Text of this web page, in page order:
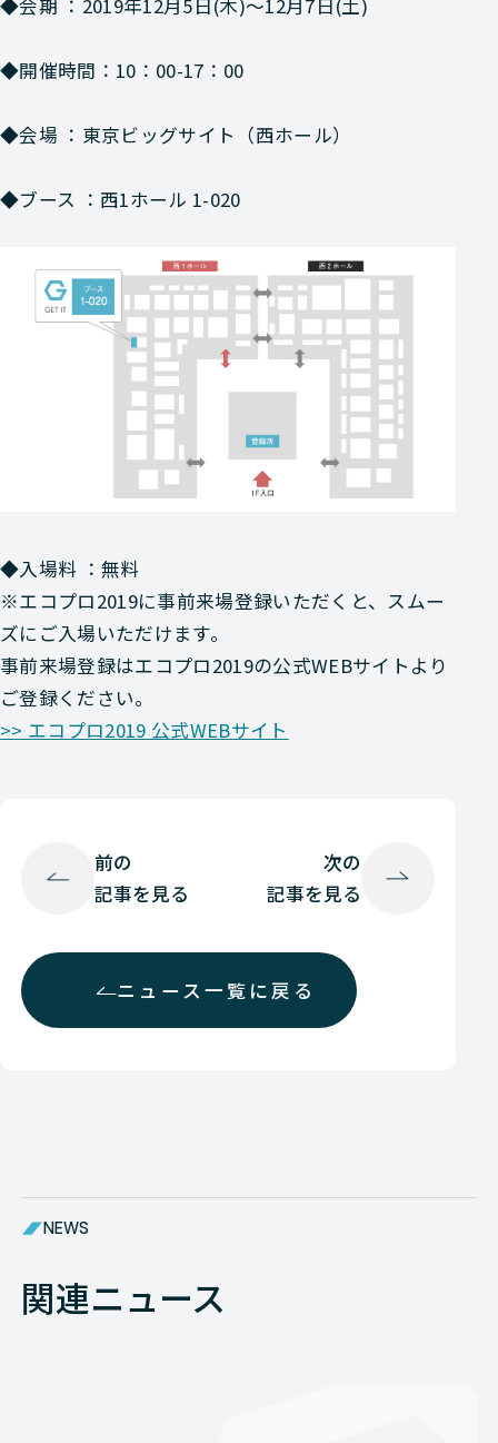
◆開催時間：10：00-17：00
◆会場 ：東京ビッグサイト（西ホール）
◆ブース ：西1ホール 1-020
◆入場料 ：無料
※エコプロ2019に事前来場登録いただくと、スムー
ズにご入場いただけます。
事前来場登録はエコプロ2019の公式WEBサイトより
ご登録ください。
>> エコプロ2019 公式WEBサイト
前の
記事を見る
ニュース一覧に戻る
次の
記事を見る
NEWS
関連ニュース